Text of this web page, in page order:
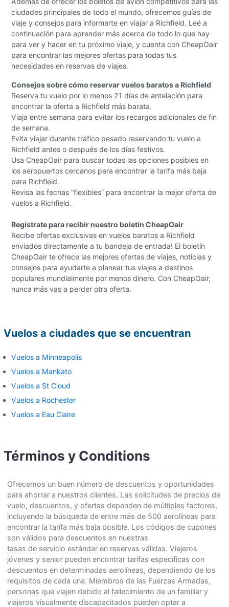
ciudades principales de todo el mundo, ofrecemos guías de
viaje y consejos para informarte en viajar a Richfield. Leé a
continuación para aprender más acerca de todo lo que hay
para ver y hacer en tu próximo viaje, y cuenta con CheapOair
para encontrar las mejores ofertas para todas tus
necesidades en reservas de viajes.
Consejos sobre cómo reservar vuelos baratos a Richfield
Reserva tu vuelo por lo menos 21 días de antelación para
encontrar la oferta a Richfield más barata.
Viaja entre semana para evitar los recargos adicionales de fin
de semana.
Evita viajar durante tráfico pesado reservando tu vuelo a
Richfield antes o después de los días festivos.
Usa CheapOair para buscar todas las opciones posibles en
los aeropuertos cercanos para encontrar la tarifa más baja
para Richfield.
Revisa las fechas “flexibles” para encontrar la mejor oferta de
vuelos a Richfield.
Regístrate para recibir nuestro boletín CheapOair
Recibe ofertas exclusivas en vuelos baratos a Richfield
enviados directamente a tu bandeja de entrada! El boletín
CheapOair te ofrece las mejores ofertas de viajes, noticias y
consejos para ayudarte a planear tus viajes a destinos
populares mundialmente por menos dinero. Con CheapOair,
nunca más vas a perder otra oferta.
Vuelos a ciudades que se encuentran
Vuelos a Minneapolis
Vuelos a Mankato
Vuelos a St Cloud
Vuelos a Rochester
Vuelos a Eau Claire
Términos y Conditions
Ofrecemos un buen número de descuentos y oportunidades
para ahorrar a nuestros clientes. Las solicitudes de precios de
vuelo, descuentos, y ofertas dependen de múltiples factores,
incluyendo la búsqueda de entre más de 500 aerolíneas para
encontrar la tarifa más baja posible. Los códigos de cupones
son válidos para descuentos en nuestras
tasas de servicio estándar en reservas válidas. Viajeros
jóvenes y senior pueden encontrar tarifas específicas con
descuentos en determinadas aerolíneas, dependiendo de los
requisitos de cada una. Miembros de las Fuerzas Armadas,
personas que viajen debido al fallecimiento de un familiar y
viajeros visualmente discapacitados pueden optar a